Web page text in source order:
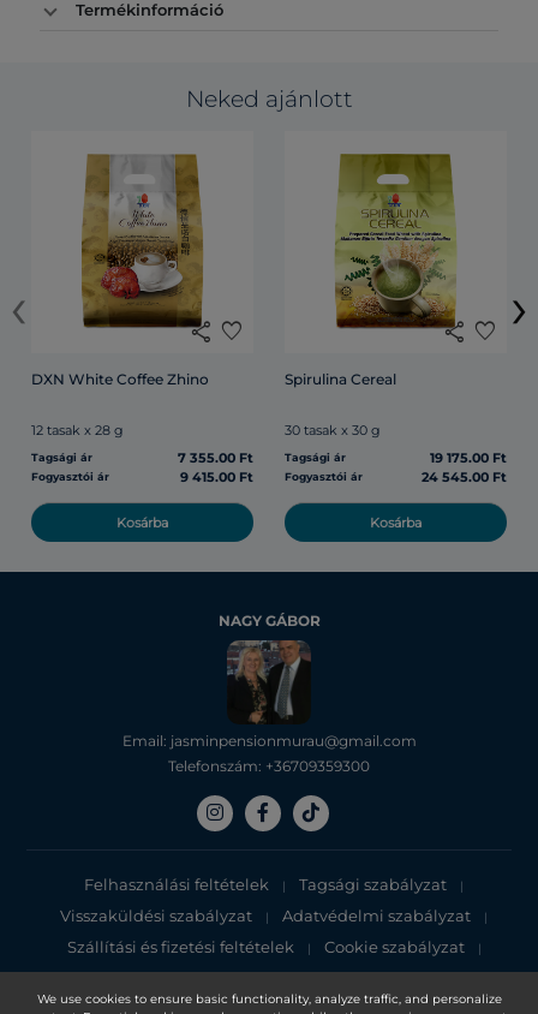
We use cookies to ensure basic functionality, analyze traffic, and personalize
Termékinformáció
Neked ajánlott
share favorite
DXN White Coffee Zhino
12 tasak x 28 g
Tagsági ár 7 355.00 Ft
Fogyasztói ár 9 415.00 Ft
Kosárba
share favorite
Spirulina Cereal
30 tasak x 30 g
Tagsági ár 19 175.00 Ft
Fogyasztói ár 24 545.00 Ft
Kosárba
‹ ›
NAGY GÁBOR
Email: jasminpensionmurau@gmail.com
Telefonszám: +36709359300
Felhasználási feltételek | Tagsági szabályzat |
Visszaküldési szabályzat | Adatvédelmi szabályzat |
Szállítási és fizetési feltételek | Cookie szabályzat |
Adatvédelmi tájékoztató